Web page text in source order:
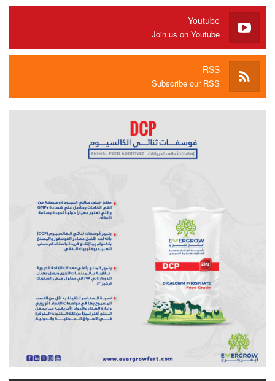
Youtube
Join us on Youtube
RSS
Subscribe our RSS